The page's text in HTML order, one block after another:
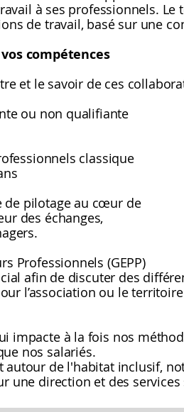
à ses professionnels. Le
de travail, basé sur une
compétences
et le savoir de ces
ou non qualifiante
classique
de pilotage au cœur de
des échanges,
Professionnels (GEPP)
afin de discuter des
l’association ou le
impacte à la fois nos
nos salariés.
de l'habitat inclusif,
une direction et des